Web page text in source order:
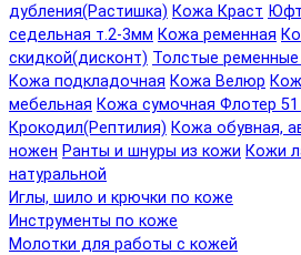
дубления(Растишка) Кожа Краст
седельная т.2-3мм Кожа ременная
скидкой(дисконт) Толстые
Кожа подкладочная Кожа Велюр
мебельная Кожа сумочная Флотер 51
Крокодил(Рептилия) Кожа обувная,
ножен Ранты и шнуры из кожи Кожи
натуральной
Иглы, шило и крючки по коже
Инструменты по коже
Молотки для работы с кожей